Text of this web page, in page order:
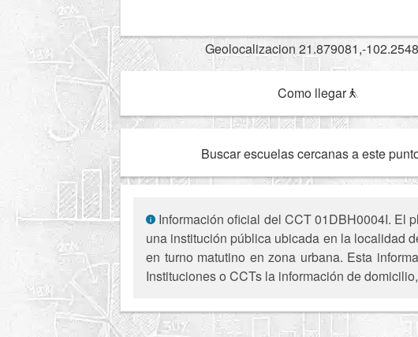
Geolocalizacion 21.879081,-
Como llegar
Buscar escuelas cercanas a este
Información oficial del CCT 01DBH0004I. El
una institución pública ubicada en la localidad
en turno matutino en zona urbana. Esta
Instituciones o CCTs la información de